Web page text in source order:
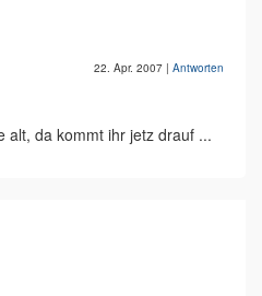
22. Apr. 2007 | Antworten
alt, da kommt ihr jetz drauf ...